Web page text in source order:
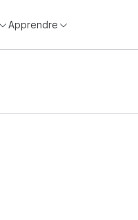
Apprendre